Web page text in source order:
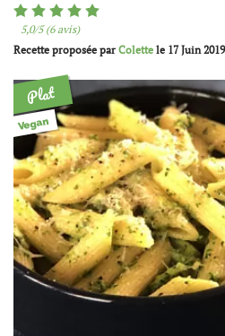
5,0/5 (6 avis)
Recette proposée par Colette le 17 Juin 2019
Plat
Vegan